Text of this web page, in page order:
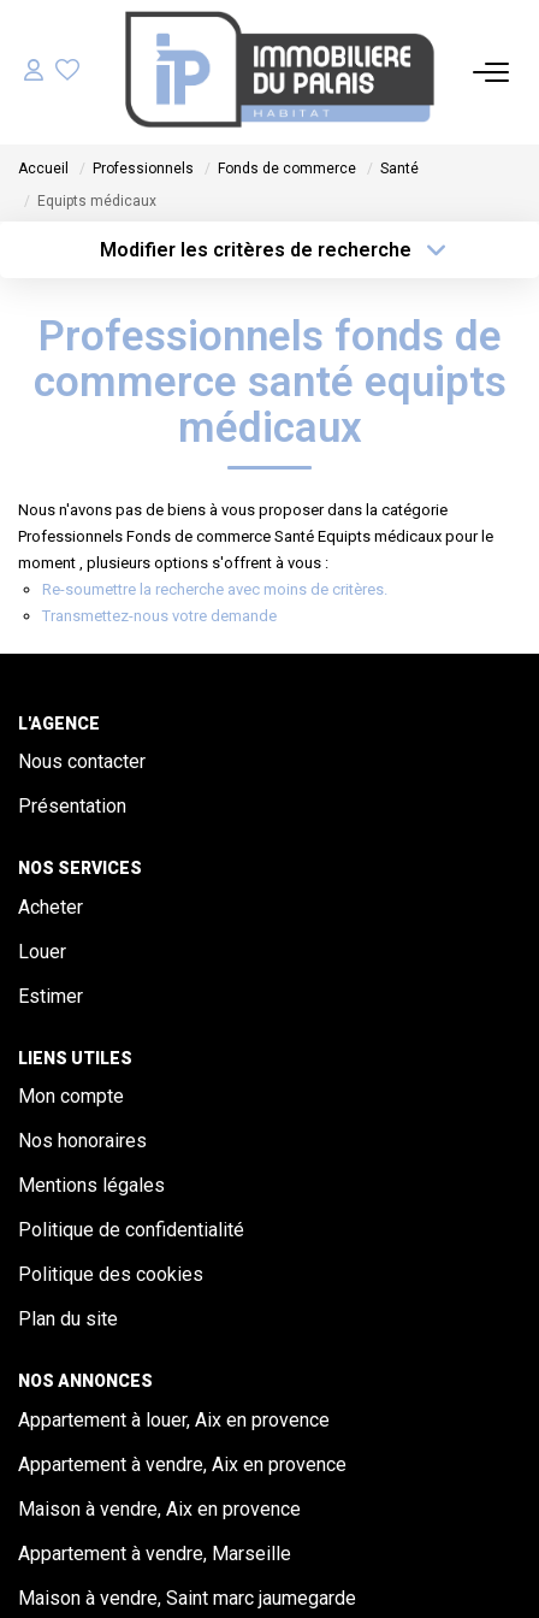
ACHETER
GÉRER
ESTIMER
NOS AGENCES
ALERTE
CONTACT
Accueil Professionnels Fonds de commerce
Santé
Equipts médicaux
Modifier les critères de recherche
Sélectionnez...
Type de bien
Surface min
Plus de critères
Professionnels fonds de
commerce santé equipts
médicaux
Nous n'avons pas de biens à vous proposer dans la catégorie
Professionnels Fonds de commerce Santé Equipts médicaux pour le
moment , plusieurs options s'offrent à vous :
Re-soumettre la recherche avec moins de critères.
Transmettez-nous votre demande
L'AGENCE
Nous contacter
Présentation
NOS SERVICES
Acheter
Louer
Estimer
LIENS UTILES
Mon compte
Nos honoraires
Mentions légales
Politique de confidentialité
Politique des cookies
Plan du site
NOS ANNONCES
Appartement à louer, Aix en provence
Appartement à vendre, Aix en provence
Maison à vendre, Aix en provence
Appartement à vendre, Marseille
Maison à vendre, Saint marc jaumegarde